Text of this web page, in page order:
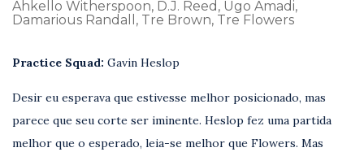
Ahkello Witherspoon, D.J. Reed, Ugo Amadi,
Damarious Randall, Tre Brown, Tre Flowers
Practice Squad: Gavin Heslop
Desir eu esperava que estivesse melhor posicionado, mas
parece que seu corte ser iminente. Heslop fez uma partida
melhor que o esperado, leia-se melhor que Flowers. Mas